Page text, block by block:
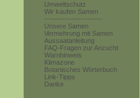
Umweltschutz
Wir kaufen Samen
------------------------
Unsere Samen
Vermehrung mit Samen
Aussaatanleitung
FAQ-Fragen zur Anzucht
Warnhinweis
Klimazone
Botanisches Wörterbuch
Link-Tipps
Danke